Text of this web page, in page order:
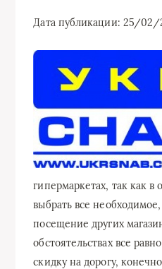
Дата публикации: 25/02/
гипермаркетах, так как
выбрать все
посещение других
обстоятельствах все
скидку на дорогу,